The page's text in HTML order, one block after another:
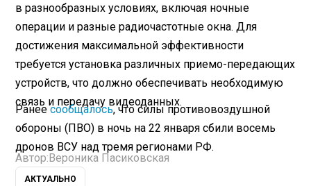
в разнообразных условиях, включая ночные
операции и разные радиочастотные окна. Для
достижения максимальной эффективности
требуется установка различных приемо-передающих
устройств, что должно обеспечивать необходимую
связь и передачу видеоданных.
Ранеесообщалось, что силы противовоздушной
обороны (ПВО) в ночь на 22 января сбили восемь
дронов ВСУ над тремя регионами РФ.
Автор: Вероника Пасиковская
АКТУАЛЬНО